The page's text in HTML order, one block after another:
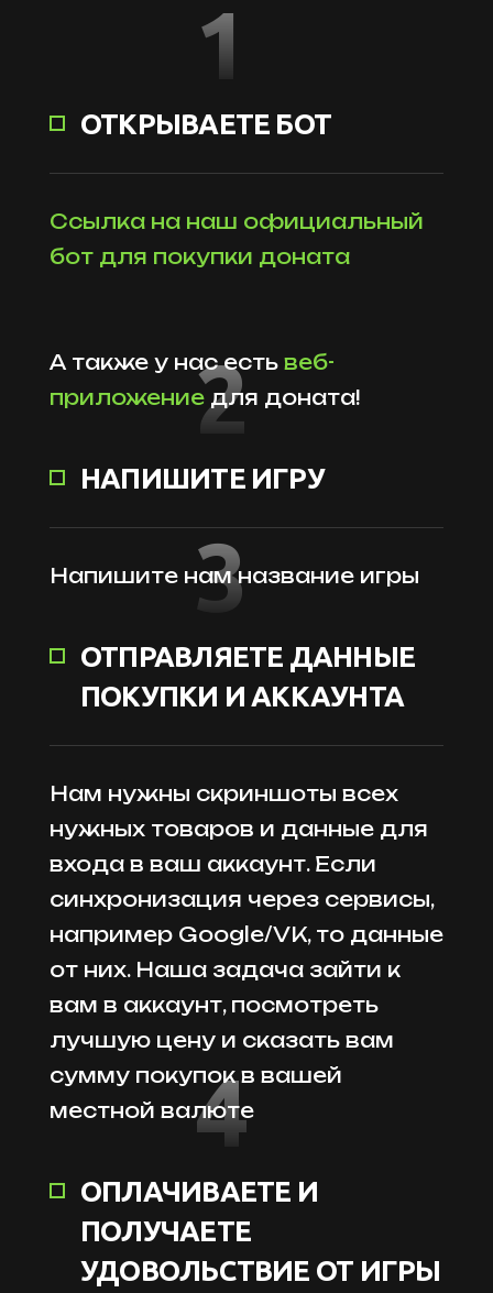
ОТКРЫВАЕТЕ БОТ
Ссылка на наш официальный
бот для покупки доната
А также у нас есть веб-
приложение для доната!
1
НАПИШИТЕ ИГРУ
Напишите нам название игры
2
ОТПРАВЛЯЕТЕ ДАННЫЕ
ПОКУПКИ И АККАУНТА
Нам нужны скриншоты всех
нужных товаров и данные для
входа в ваш аккаунт. Если
синхронизация через сервисы,
например Google/VK, то данные
от них. Наша задача зайти к
вам в аккаунт, посмотреть
лучшую цену и сказать вам
сумму покупок в вашей
местной валюте
3
ОПЛАЧИВАЕТЕ И
ПОЛУЧАЕТЕ
УДОВОЛЬСТВИЕ ОТ ИГРЫ
4